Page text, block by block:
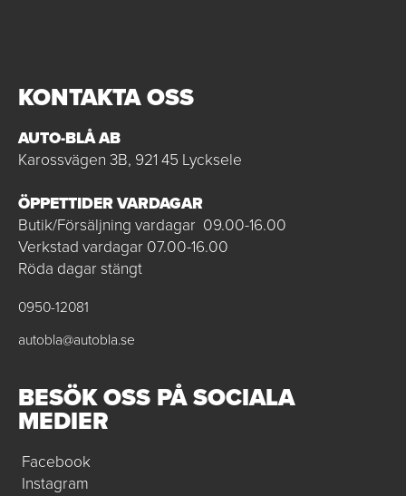
KONTAKTA OSS
AUTO-BLÅ AB
Karossvägen 3B, 921 45 Lycksele
ÖPPETTIDER VARDAGAR
Butik/Försäljning vardagar 09.00-16.00
Verkstad vardagar 07.00-16.00
Röda dagar stängt
0950-12081
autobla@autobla.se
BESÖK OSS PÅ SOCIALA
MEDIER
Facebook
Instagram